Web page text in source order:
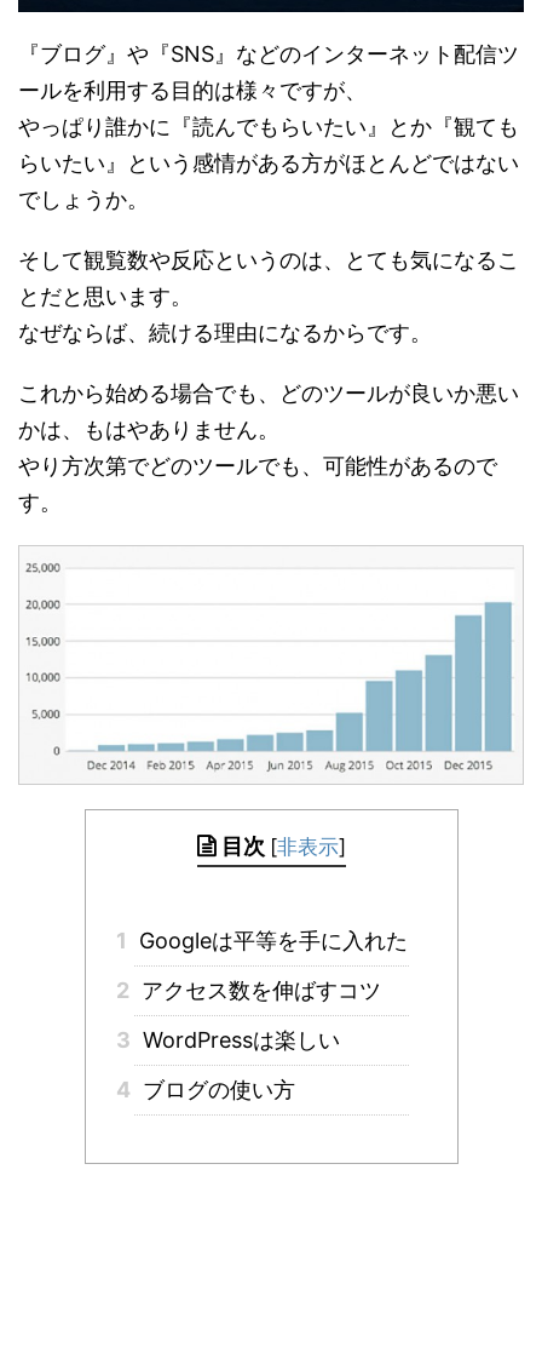
『ブログ』や『SNS』などのインターネット配信ツ
ールを利用する目的は様々ですが、
やっぱり誰かに『読んでもらいたい』とか『観ても
らいたい』という感情がある方がほとんどではない
でしょうか。
そして観覧数や反応というのは、とても気になるこ
とだと思います。
なぜならば、続ける理由になるからです。
これから始める場合でも、どのツールが良いか悪い
かは、もはやありません。
やり方次第でどのツールでも、可能性があるので
す。
目次 [非表示]
1
Googleは平等を手に入れた
2 アクセス数を伸ばすコツ
3 WordPressは楽しい
4 ブログの使い方